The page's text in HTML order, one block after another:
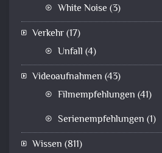
White Noise (3)
Verkehr(17)
Unfall (4)
Videoaufnahmen (43)
Filmempfehlungen (41)
Serienempfehlungen (1)
Wissen (811)